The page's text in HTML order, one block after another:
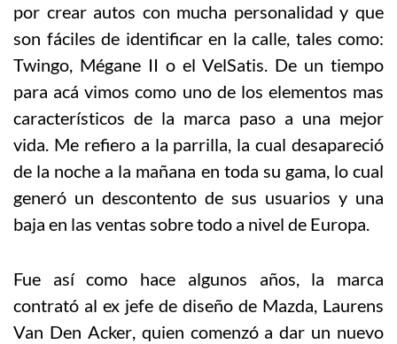
por crear autos con mucha personalidad y que
son fáciles de identificar en la calle, tales como:
Twingo, Mégane II o el VelSatis. De un tiempo
para acá vimos como uno de los elementos mas
característicos de la marca paso a una mejor
vida. Me refiero a la parrilla, la cual desapareció
de la noche a la mañana en toda su gama,lo cual
generó un descontento de sus usuarios y una
baja en las ventas sobre todo a nivel de Europa.
Fue así como hace algunos años, la marca
contrató al ex jefe de diseño de Mazda, Laurens
Van Den Acker, quien comenzó a dar un nuevo